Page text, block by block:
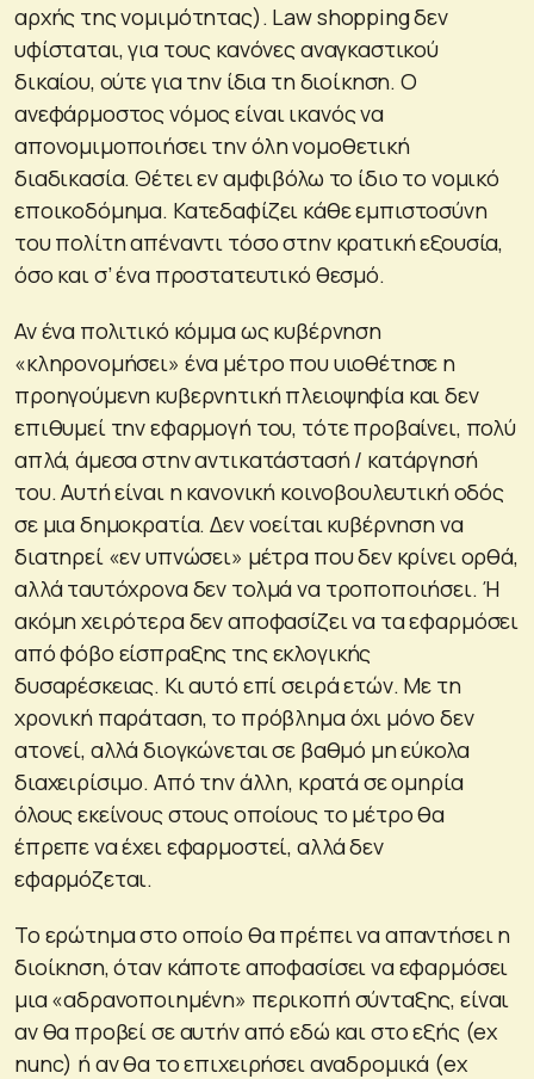
αρχής της νομιμότητας). Law shopping δεν
υφίσταται, για τους κανόνες αναγκαστικού
δικαίου, ούτε για την ίδια τη διοίκηση. Ο
ανεφάρμοστος νόμος είναι ικανός να
απονομιμοποιήσει την όλη νομοθετική
διαδικασία. Θέτει εν αμφιβόλω το ίδιο το νομικό
εποικοδόμημα. Κατεδαφίζει κάθε εμπιστοσύνη
του πολίτη απέναντι τόσο στην κρατική εξουσία,
όσο και σ’ ένα προστατευτικό θεσμό.
Αν ένα πολιτικό κόμμα ως κυβέρνηση
«κληρονομήσει» ένα μέτρο που υιοθέτησε η
προηγούμενη κυβερνητική πλειοψηφία και δεν
επιθυμεί την εφαρμογή του, τότε προβαίνει, πολύ
απλά, άμεσα στην αντικατάστασή / κατάργησή
του. Αυτή είναι η κανονική κοινοβουλευτική οδός
σε μια δημοκρατία. Δεν νοείται κυβέρνηση να
διατηρεί «εν υπνώσει» μέτρα που δεν κρίνει ορθά,
αλλά ταυτόχρονα δεν τολμά να τροποποιήσει. Ή
ακόμη χειρότερα δεν αποφασίζει να τα εφαρμόσει
από φόβο είσπραξης της εκλογικής
δυσαρέσκειας. Κι αυτό επί σειρά ετών. Με τη
χρονική παράταση, το πρόβλημα όχι μόνο δεν
ατονεί, αλλά διογκώνεται σε βαθμό μη εύκολα
διαχειρίσιμο. Από την άλλη, κρατά σε ομηρία
όλους εκείνους στους οποίους το μέτρο θα
έπρεπε να έχει εφαρμοστεί, αλλά δεν
εφαρμόζεται.
Το ερώτημα στο οποίο θα πρέπει να απαντήσει η
διοίκηση, όταν κάποτε αποφασίσει να εφαρμόσει
μια «αδρανοποιημένη» περικοπή σύνταξης, είναι
αν θα προβεί σε αυτήν από εδώ και στο εξής (ex
nunc) ή αν θα το επιχειρήσει αναδρομικά (ex